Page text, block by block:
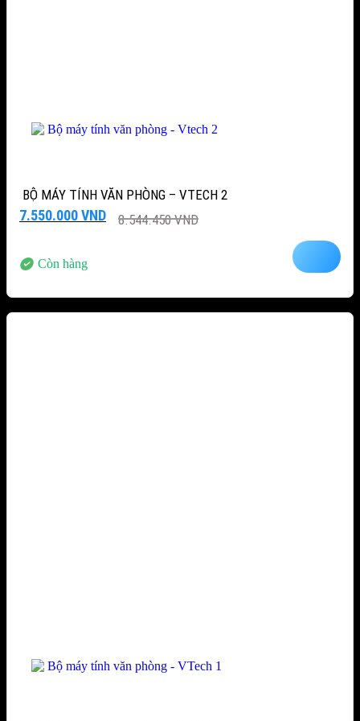
BỘ MÁY TÍNH VĂN PHÒNG – VTECH 2
8.544.450VND
Giá
8.544.450 VND.
7.550.000VND
Giá
là: Còn hàng